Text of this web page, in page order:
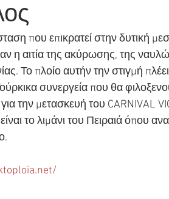
που επικρατεί στην δυτική
η αιτία της ακύρωσης, της
Το πλοίο αυτήν την στιγμή
συνεργεία που θα
την μετασκευή του CARNIVAL
το λιμάνι του Πειραιά όπου